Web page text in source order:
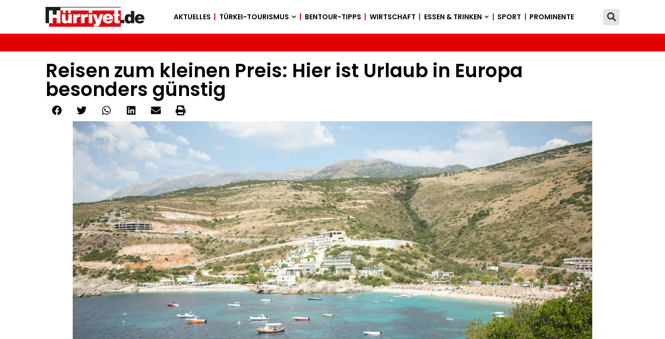
AKTUELLES TÜRKEI-TOURISMUS BENTOUR-TIPPS WIRTSCHAFT ESSEN & TRINKEN SPORT PROMINENTE
Reisen zum kleinen Preis: Hier ist Urlaub in Europa
besonders günstig